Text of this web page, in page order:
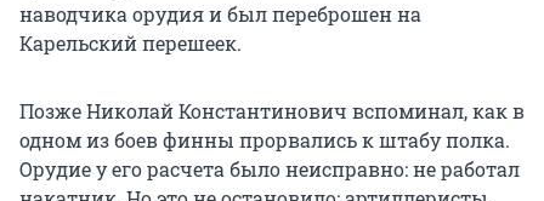
наводчика орудия и был переброшен на
Карельский перешеек.
Позже Николай Константинович вспоминал, как в
одном из боев финны прорвались к штабу полка.
Орудие у его расчета было неисправно: не работал